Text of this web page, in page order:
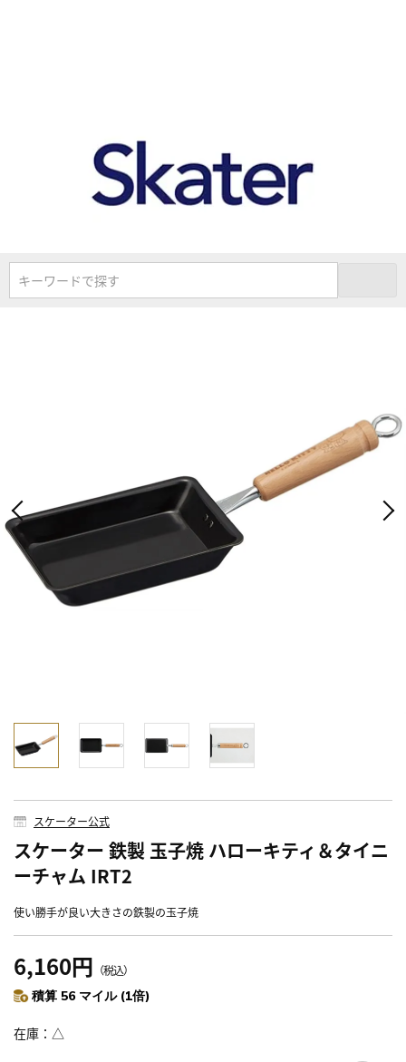
キーワードで探す
スケーター公式
スケーター 鉄製 玉子焼 ハローキティ＆タイニ
ーチャム IRT2
使い勝手が良い大きさの鉄製の玉子焼
6,160円 （税込）
積算 56 マイル (1倍)
在庫 △